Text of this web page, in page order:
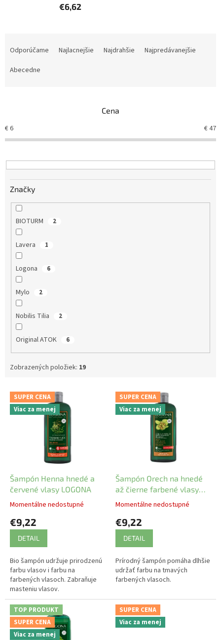
€6,62
r
o
u
k
Odporúčame Najlacnejšie Najdrahšie
Najpredávanejšie
Abecedne
Cena
€6 €47
Značky
BIOTURM 2
Lavera 1
Logona 6
Mylo 2
Nobilis Tilia 2
Original ATOK 6
Zobrazených položiek: 19
V
p
SUPER CENA
Viac za menej
Šampón Henna hnedé a
červené vlasy LOGONA
Momentálne nedostupné
€9,22
DETAIL
Bio šampón udržuje prirodzenú
farbu vlasov i farbu na
farbených vlasoch. Zabraňuje
masteniu vlasov.
SUPER CENA
Viac za menej
Šampón Orech na hnedé
až čierne farbené vlasy
LOGONA
Momentálne nedostupné
€9,22
DETAIL
Prírodný šampón pomáha dlhšie
udržať farbu na tmavých
farbených vlasoch.
TOP PRODUKT
SUPER CENA
Viac za menej
SUPER CENA
Viac za menej